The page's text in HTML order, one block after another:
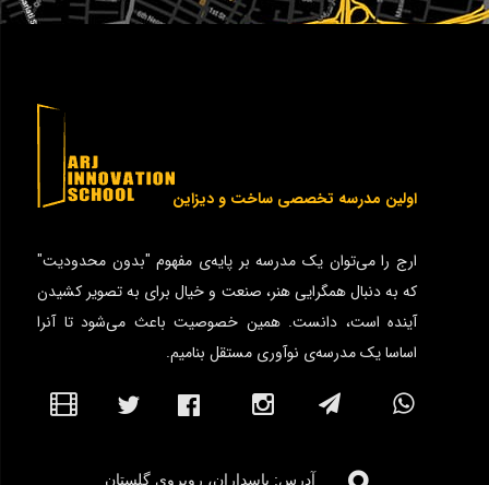
اولین مدرسه تخصصی ساخت و دیزاین
ارج را می‌توان یک مدرسه بر پایه‌ی مفهوم "بدون محدودیت"
که به دنبال همگرایی هنر، صنعت و خیال برای به تصویر کشیدن
آینده است، دانست. همین خصوصیت باعث می‌شود تا آنرا
اساسا یک مدرسه‌ی نوآوری مستقل بنامیم.
آدرس:‌ پاسداران، روبروی گلستان